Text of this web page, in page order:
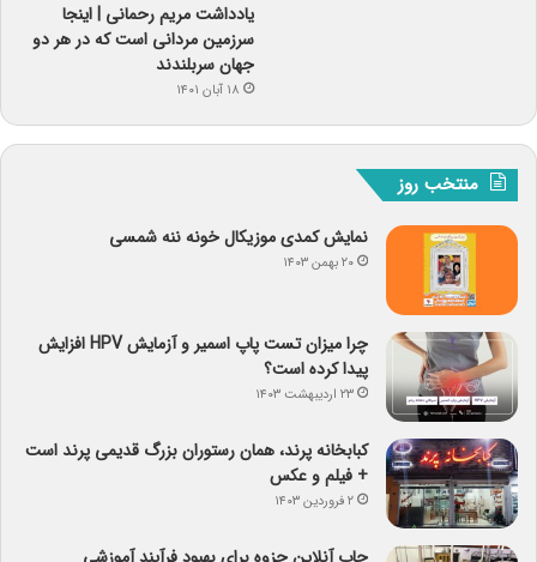
یادداشت مریم رحمانی | اینجا
سرزمین مردانی است که در هر دو
جهان سربلندند
۱۸ آبان ۱۴۰۱
منتخب روز
نمایش کمدی موزیکال خونه ننه شمسی
۲۰ بهمن ۱۴۰۳
چرا میزان تست پاپ اسمیر و آزمایش HPV افزایش
پیدا کرده است؟
۲۳ اردیبهشت ۱۴۰۳
کبابخانه پرند، همان رستوران بزرگ قدیمی پرند است
+ فیلم و عکس
۲ فروردین ۱۴۰۳